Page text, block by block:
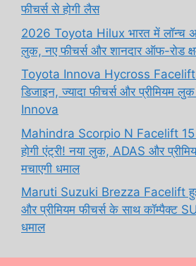
फीचर्स से होगी लैस
2026 Toyota Hilux भारत में लॉन्च
लुक, नए फीचर्स और शानदार ऑफ-रोड
Toyota Innova Hycross
डिजाइन, ज्यादा फीचर्स और प्रीमियम
Innova
Mahindra Scorpio N Facelift
होगी एंट्री! नया लुक, ADAS और
मचाएगी धमाल
Maruti Suzuki Brezza Facelift हुई
और प्रीमियम फीचर्स के साथ कॉम्पैक्ट
धमाल